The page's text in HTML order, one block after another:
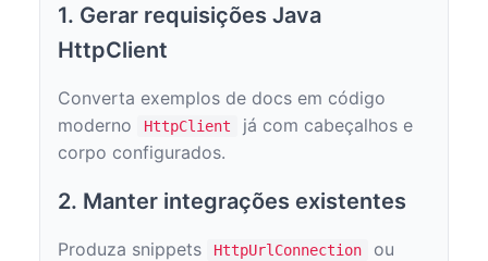
1. Gerar requisições Java
HttpClient
Converta exemplos de docs em código
moderno
HttpClient
já com cabeçalhos e
corpo configurados.
2. Manter integrações existentes
Produza snippets HttpUrlConnection
ou